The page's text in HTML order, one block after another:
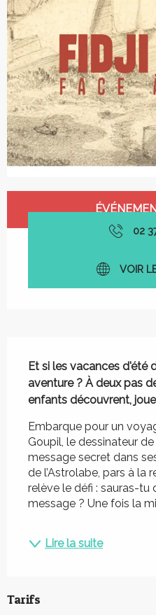
Ouverture et
02
VOIR
Et si les vacances d'été
aventure ? À deux pas
enfants découvrent,
Embarque pour un
Goupil, le dessinateur
message secret dans
de l’Astrolabe, pars à la
relève le défi : sauras-tu
message ? Une fois la
Lire la suite
Tarifs